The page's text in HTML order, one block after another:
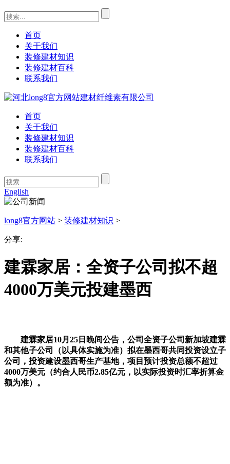
首页
关于我们
装修建材知识
装修建材百科
联系我们
首页
关于我们
装修建材知识
装修建材百科
联系我们
English
long8官方网站 > 装修建材知识 >
分享:
建霖家居：全资子公司拟不超
4000万美元投建墨西
建霖家居10月25日晚间公告，公司全资子公司新加坡建霖
和其他子公司（以具体实施为准）拟在墨西哥共同投资设立子
公司，投资建设墨西哥生产基地，项目预计投资总额不超过
4000万美元（约合人民币2.85亿元，以实际投资时汇率折算金
额为准）。